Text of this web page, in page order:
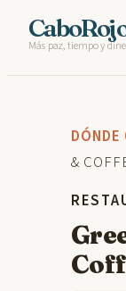
Skip
Más paz, tiempo y
DÓNDE
&